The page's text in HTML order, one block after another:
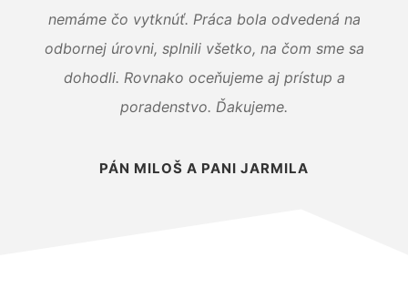
nemáme čo vytknúť. Práca bola odvedená na
odbornej úrovni, splnili všetko, na čom sme sa
dohodli. Rovnako oceňujeme aj prístup a
poradenstvo. Ďakujeme.
PÁN MILOŠ A PANI JARMILA